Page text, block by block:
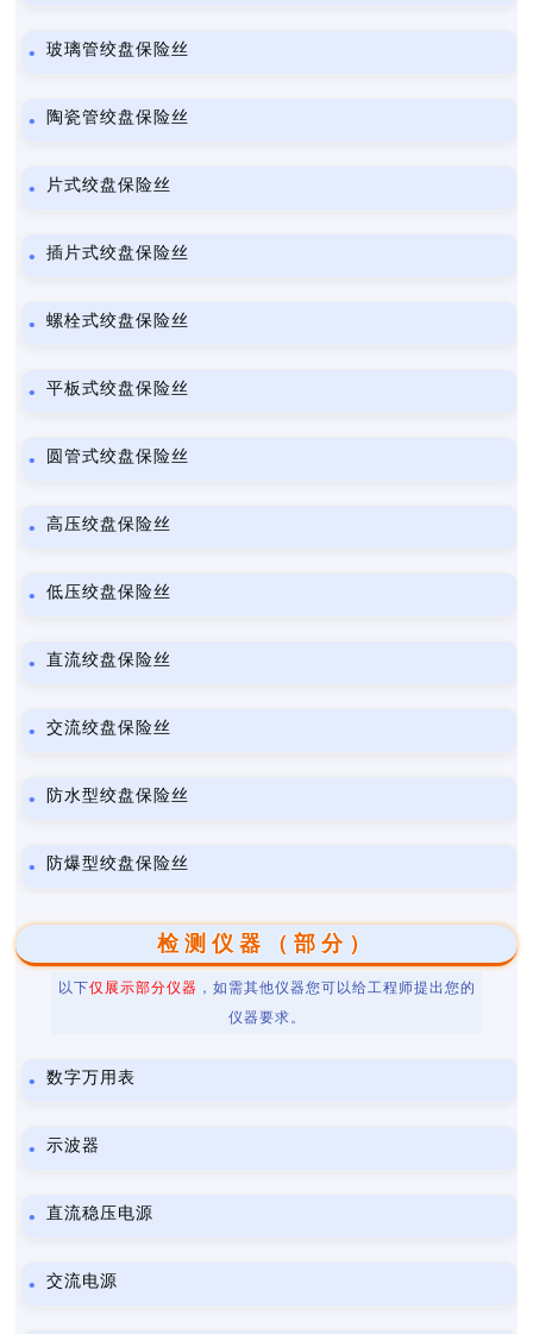
玻璃管绞盘保险丝
陶瓷管绞盘保险丝
片式绞盘保险丝
插片式绞盘保险丝
螺栓式绞盘保险丝
平板式绞盘保险丝
圆管式绞盘保险丝
高压绞盘保险丝
低压绞盘保险丝
直流绞盘保险丝
交流绞盘保险丝
防水型绞盘保险丝
防爆型绞盘保险丝
检测仪器（部分）
以下仅展示部分仪器 ，如需其他仪器您可以给工程师提出您的
仪器要求。
数字万用表
示波器
直流稳压电源
交流电源